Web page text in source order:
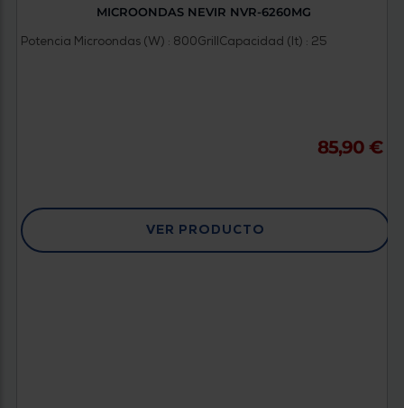
MICROONDAS NEVIR NVR-6260MG
Potencia Microondas (W) : 800GrillCapacidad (lt) : 25
85,90 €
VER PRODUCTO